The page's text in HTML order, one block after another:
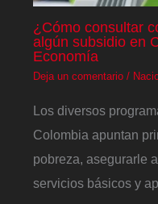
¿Cómo consultar
algún subsidio en
Economía
Deja un comentario /
Los diversos
Colombia apuntan
pobreza, asegurarle
servicios básicos y